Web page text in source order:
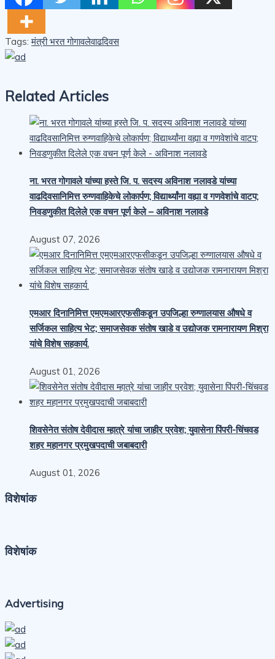
Tags:मंत्री भरत गोगावलेवाढदिवस
Related Articles
ना. भरत गोगावले यांच्या हस्ते जि. प. सदस्य अविनाश नलावडे यांच्या
वाढदिवसानिमित्त रुग्णवाहिकेचे लोकार्पण; विद्यार्थ्यांना वह्या व गणवेशांचे वाटप;
निवडणुकीत दिलेले एक वचन पूर्ण केले – अविनाश नलावडे
August 07, 2026
एमआर दिनानिमित्त एमएमआरएफसीकडून उपजिल्हा रुग्णालयास औषधे व
सर्जिकल साहित्य भेट; समाजसेवक संतोष खाडे व उद्योजक रामनारायण मिश्रा
यांचे विशेष सहकार्य.
August 01, 2026
शिवसेनेत संतोष देवीदास म्हात्रे यांचा जाहीर प्रवेश; युवासेना पिंपरी-चिंचवड
शहर महानगर प्रमुखपदाची जबाबदारी
August 01, 2026
विशेषांक
विशेषांक
Advertising